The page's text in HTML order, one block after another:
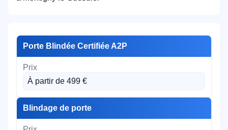
Porte Blindée Certifiée A2P
À partir de 499 €
Blindage de porte